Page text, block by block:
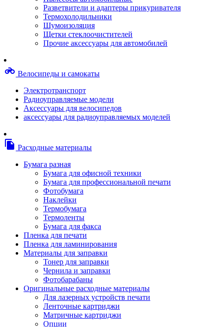
Степлерные скобы, скрепки
Термопленки
Термоузлы/печки/тэны
Тормозные площадки
Узлы/комплекты переноса изображений
Шлейфы
Баллоны со сжатым воздухом
Салфетки для чистки оргтехники
Скотч, фломастеры
Чистящие спреи, жидкости и пены
Картриджи для специализированных
Другие картриджи и твердые чернила
Картриджи и твердые чернила
Картриджи матричные, чернила
Расходные материалы для профессиональной
печати
Электрика
Изделия для прокладки кабеля и
Арматура кабельная/изоляционные
материалы
Гильза соединительная для
алюминиевых проводников под
опрессовку
проводников под опрессовку
Гильза соединительная со
болтами
Заглушка термоусадочная
Разветвители и адаптеры прикуривателя
Термохолодильники
Шумоизоляция
Щетки стеклоочистителей
Прочие аксессуары для автомобилей
motorcycle Велосипеды и самокаты
Электротранспорт
Радиоуправляемые модели
Аксессуары для велосипедов
аксессуары для радиоуправляемых моделей
file_copy Расходные материалы
Бумага разная
Бумага для офисной техники
Бумага для профессиональной печати
Фотобумага
Наклейки
Термобумага
Термоленты
Бумага для факса
Пленка для печати
Пленка для ламинирования
Материалы для заправки
Тонер для заправки
Чернила и заправки
Фотобарабаны
Оригинальные расходные материалы
Для лазерных устройств печати
Ленточные картриджи
Матричные картриджи
Опции